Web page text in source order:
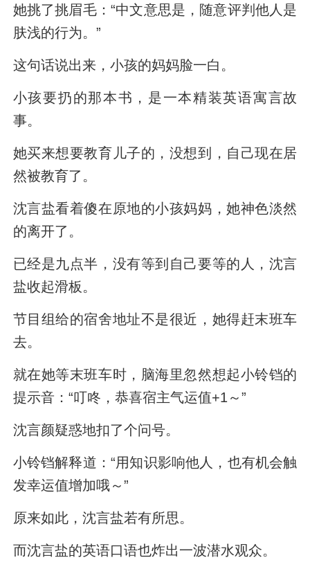
她挑了挑眉毛：“中文意思是，随意评判他人是
肤浅的行为。”
这句话说出来，小孩的妈妈脸一白。
小孩要扔的那本书，是一本精装英语寓言故
事。
她买来想要教育儿子的，没想到，自己现在居
然被教育了。
沈言盐看着傻在原地的小孩妈妈，她神色淡然
的离开了。
已经是九点半，没有等到自己要等的人，沈言
盐收起滑板。
节目组给的宿舍地址不是很近，她得赶末班车
去。
就在她等末班车时，脑海里忽然想起小铃铛的
提示音：“叮咚，恭喜宿主气运值+1～”
沈言颜疑惑地扣了个问号。
小铃铛解释道：“用知识影响他人，也有机会触
发幸运值增加哦～”
原来如此，沈言盐若有所思。
而沈言盐的英语口语也炸出一波潜水观众。